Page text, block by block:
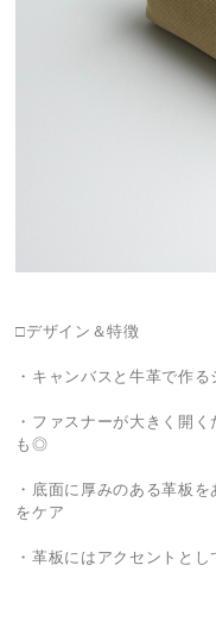
□デザイン＆特徴
・キャンバスと牛革で作
・ファスナーが大きく開
も◎
・底面に厚みのある革板
をケア
・革板にはアクセントと